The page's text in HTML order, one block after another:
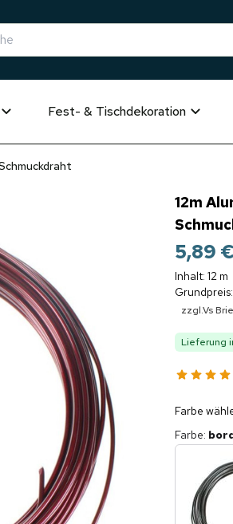
Fest- & Tischdekoration
12m
5,89
Inhalt: 12 m
zzgl.Vs
Lieferung
Farbe
Farbe: